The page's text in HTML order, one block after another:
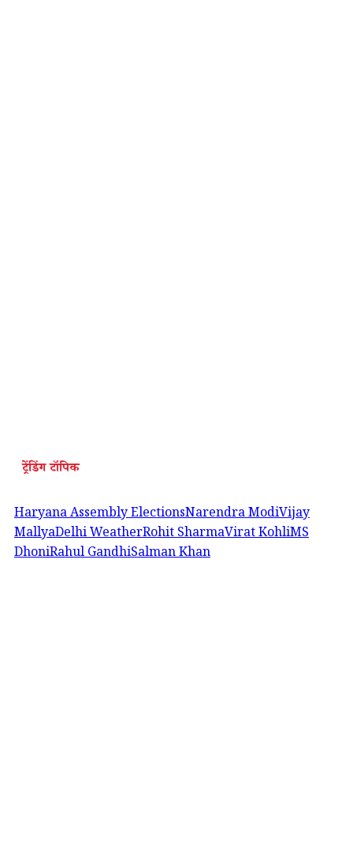
ट्रेंडिंग टॉपिक
Haryana Assembly ElectionsNarendra ModiVijay
MallyaDelhi WeatherRohit SharmaVirat KohliMS
DhoniRahul GandhiSalman Khan